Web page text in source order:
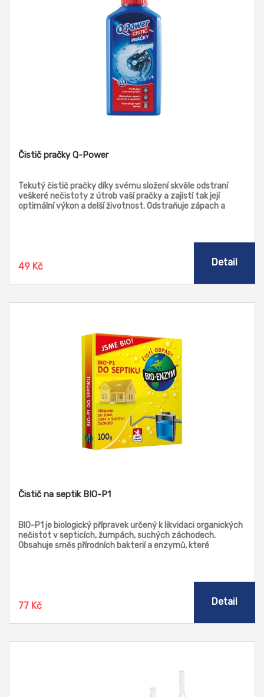
Čistič pračky Q-Power
Tekutý čistič pračky díky svému složení skvěle odstraní
veškeré nečistoty z útrob vaší pračky a zajistí tak její
optimální výkon a delší životnost. Odstraňuje zápach a
49 Kč Detail
Čistič na septik BIO-P1
BIO-P1 je biologický přípravek určený k likvidaci organických
nečistot v septicích, žumpách, suchých záchodech.
Obsahuje směs přírodních bakterií a enzymů, které
77 Kč Detail